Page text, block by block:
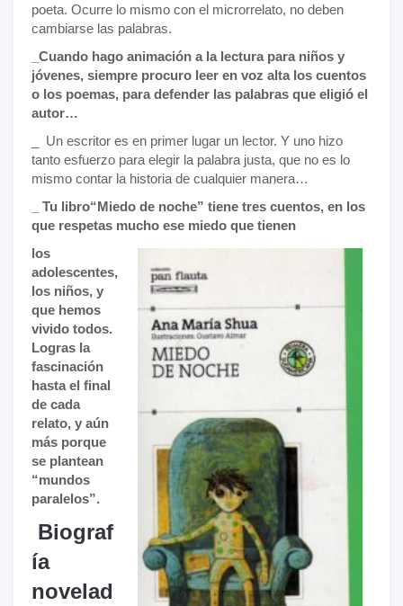
poeta. Ocurre lo mismo con el microrrelato, no deben
cambiarse las palabras.
_Cuando hago animación a la lectura para niños y
jóvenes, siempre procuro leer en voz alta los cuentos
o los poemas, para defender las palabras que eligió el
autor…
_ Un escritor es en primer lugar un lector. Y uno hizo
tanto esfuerzo para elegir la palabra justa, que no es lo
mismo contar la historia de cualquier manera…
_ Tu libro“Miedo de noche” tiene tres cuentos, en los
que respetas mucho ese miedo que tienen
los
adolescentes,
los niños, y
que hemos
vivido todos.
Logras la
fascinación
hasta el final
de cada
relato, y aún
más porque
se plantean
“mundos
paralelos”.
Biograf
ía
novelad